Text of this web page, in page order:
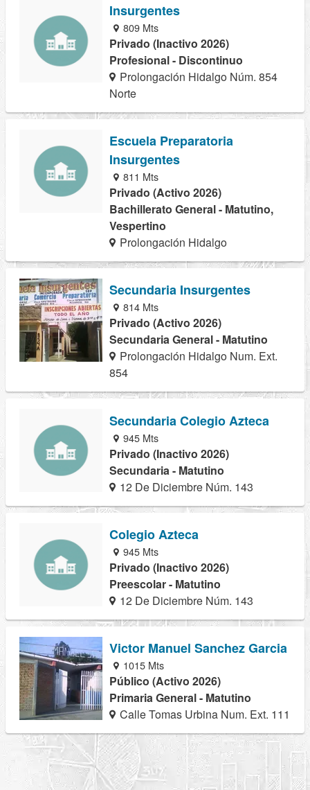
Insurgentes
809 Mts
Privado (Inactivo 2026)
Profesional - Discontinuo
Prolongación Hidalgo Núm. 854
Norte
Escuela Preparatoria
Insurgentes
811 Mts
Privado (Activo 2026)
Bachillerato General - Matutino,
Vespertino
Prolongación Hidalgo
Secundaria Insurgentes
814 Mts
Privado (Activo 2026)
Secundaria General - Matutino
Prolongación Hidalgo Num. Ext.
854
Secundaria Colegio Azteca
945 Mts
Privado (Inactivo 2026)
Secundaria - Matutino
12 De Diciembre Núm. 143
Colegio Azteca
945 Mts
Privado (Inactivo 2026)
Preescolar - Matutino
12 De Diciembre Núm. 143
Victor Manuel Sanchez Garcia
1015 Mts
Público (Activo 2026)
Primaria General - Matutino
Calle Tomas Urbina Num. Ext. 111